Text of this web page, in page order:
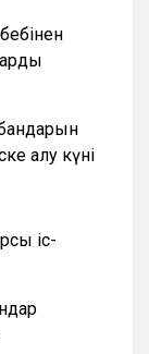
алу күні
іс-